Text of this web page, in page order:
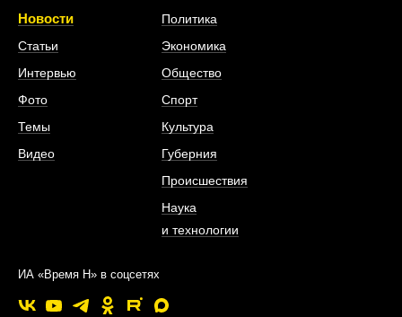
Новости
Статьи
Интервью
Фото
Темы
Видео
Политика
Экономика
Общество
Спорт
Культура
Губерния
Происшествия
Наука
и технологии
ИА «Время Н» в соцсетях